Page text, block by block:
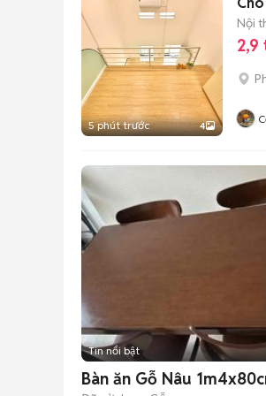
5 phút trước 4
Nội
2,9
Tin nổi bật
Bàn ăn Gỗ Nâu